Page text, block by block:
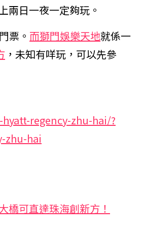
兩日一夜一定夠玩。
票。 而獅門娛樂天地就係一
，未知有咩玩，可以先參
regency-zhu-hai/?
zhu-hai
橋可直達珠海創新方！